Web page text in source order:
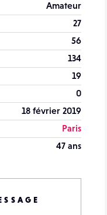
Amateur
27
56
134
19
0
18 février 2019
Paris
47 ans